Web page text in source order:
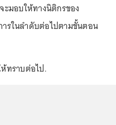
ะมอบให้ทางนิติกรของ
รในลำดับต่อไปตามขั้นตอน
ทราบต่อไป.